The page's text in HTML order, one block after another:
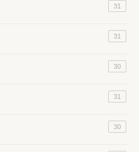
31
31
30
31
30